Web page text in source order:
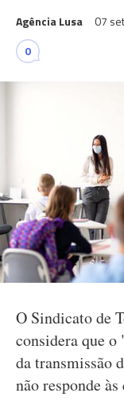
Agência Lusa 07
0
O Sindicato de
considera que
da transmissão
não responde